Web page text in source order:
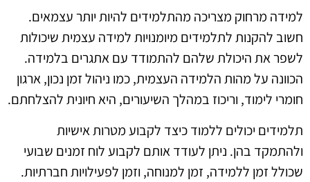
למידה מרחוק מצריכה מהתלמידים להיות יותר עצמאים.
חשוב להקנות לתלמידים מיומנויות למידה עצמית שיכולות
לשפר את היכולת שלהם להתמודד עם אתגרים בלמידה.
הכוונה על מהות הלמידה העצמית, כמו ניהול זמן נכון, ארגון
חומרי לימוד, וריכוז במהלך השיעורים, היא חיונית להצלחתם.
תלמידים יכולים ללמוד כיצד לקבוע מטרות אישיות
ולהתמקד בהן. ניתן לעודד אותם לקבוע לוח זמנים שבועי
שכולל זמן ללמידה, זמן למנוחה, וזמן לפעילויות חברתיות.